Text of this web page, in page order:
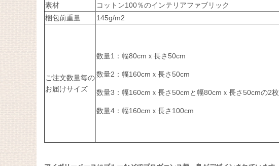
素材
コットン100％のインテリアファブリック
梱包前重量
145g/m2
ご注文数量毎の
お届けサイズ
数量1：幅80cmｘ長さ50cm
数量2：幅160cmｘ長さ50cm
数量3：幅160cmｘ長さ50cmと幅80cmｘ長さ50cmの2枚
数量4：幅160cmｘ長さ100cm